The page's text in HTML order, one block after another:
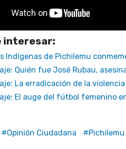
interesar:
Indígenas de Pichilemu
Quién fue José Rubau,
La erradicación de la
El auge del fútbol femenino
Opinión Ciudadana Pichilemu